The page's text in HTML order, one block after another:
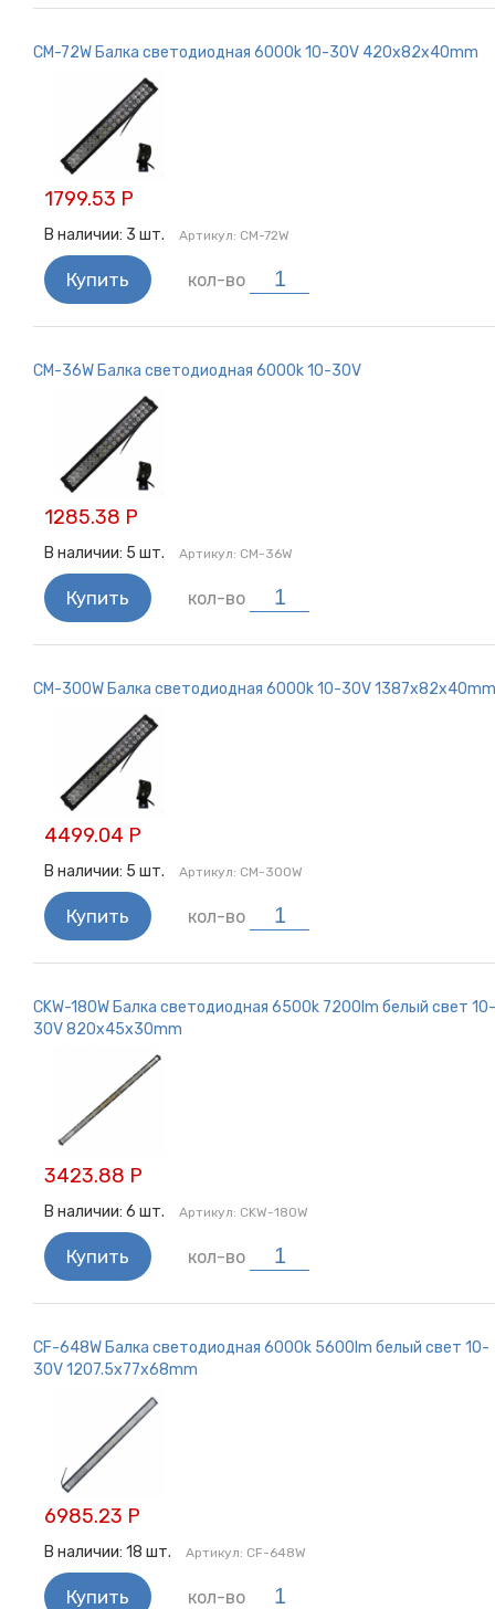
CM-72W Балка светодиодная 6000k 10-30V 420x82x40mm
1799.53 Р
В наличии: 3 шт. Артикул: CM-72W
Купить кол-во
CM-36W Балка светодиодная 6000k 10-30V
1285.38 Р
В наличии: 5 шт. Артикул: CM-36W
Купить кол-во
CM-300W Балка светодиодная 6000k 10-30V 1387x82x40mm
4499.04 Р
В наличии: 5 шт. Артикул: CM-300W
Купить кол-во
CKW-180W Балка светодиодная 6500k 7200lm белый свет 10-
30V 820x45x30mm
3423.88 Р
В наличии: 6 шт. Артикул: CKW-180W
Купить кол-во
CF-648W Балка светодиодная 6000k 5600lm белый свет 10-
30V 1207.5x77x68mm
6985.23 Р
В наличии: 18 шт. Артикул: CF-648W
Купить кол-во